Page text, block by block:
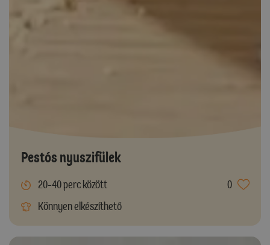
Pestós nyuszifülek
20-40 perc között
0
Könnyen elkészíthető